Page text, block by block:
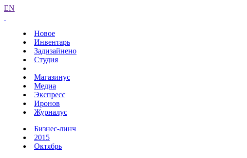
EN
Новое
Инвентарь
Задизайнено
Студия
Магазинус
Медиа
Экспресс
Иронов
Журналус
Бизнес-линч
2015
Октябрь